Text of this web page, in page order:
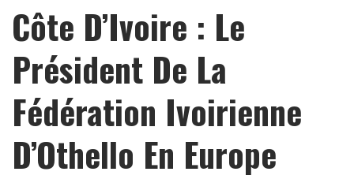
Côte D’Ivoire : Le
Président De La
Fédération Ivoirienne
D’Othello En Europe